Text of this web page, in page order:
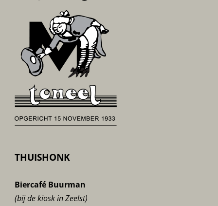
THUISHONK
Biercafé Buurman
(bij de kiosk in Zeelst)